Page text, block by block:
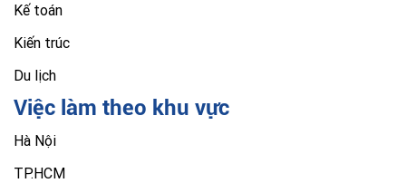
Kế toán
Kiến trúc
Du lịch
Việc làm theo khu vực
Hà Nội
TP.HCM